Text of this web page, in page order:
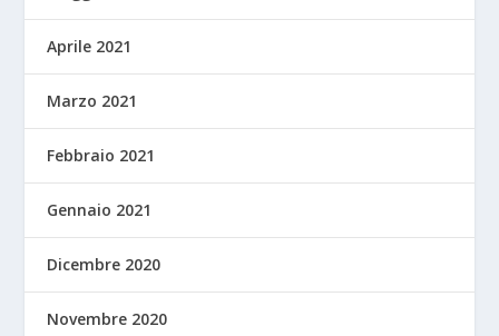
Aprile 2021
Marzo 2021
Febbraio 2021
Gennaio 2021
Dicembre 2020
Novembre 2020